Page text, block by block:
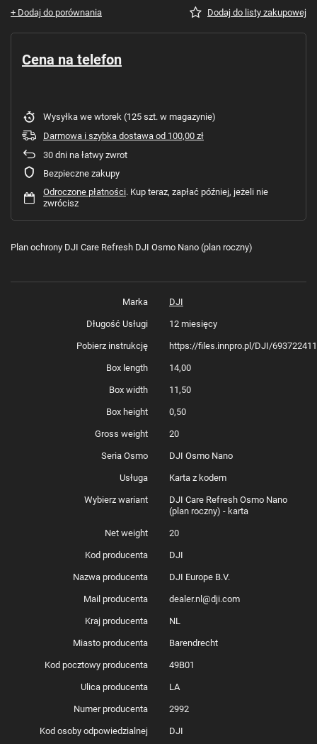
+ Dodaj do porównania Dodaj do listy zakupowej
Cena na telefon
Wysyłka we wtorek (125 szt. w magazynie)
Darmowa i szybka dostawa od 100,00 zł
30 dni na łatwy zwrot
Bezpieczne zakupy
Odroczone płatności. Kup teraz, zapłać później, jeżeli nie
zwrócisz
Plan ochrony DJI Care Refresh DJI Osmo Nano (plan roczny)
Marka DJI
Długość Usługi 12 miesięcy
Pobierz instrukcję https://files.innpro.pl/DJI/
Box length 14,00
Box width 11,50
Box height 0,50
Gross weight 20
Seria Osmo DJI Osmo Nano
Usługa Karta z kodem
Wybierz wariant
DJI Care Refresh Osmo Nano
(plan roczny) - karta
Net weight 20
Kod producenta DJI
Nazwa producenta DJI Europe B.V.
Mail producenta dealer.nl@dji.com
Kraj producenta NL
Miasto producenta Barendrecht
Kod pocztowy producenta 49B01
Ulica producenta LA
Numer producenta 2992
Kod osoby odpowiedzialnej DJI